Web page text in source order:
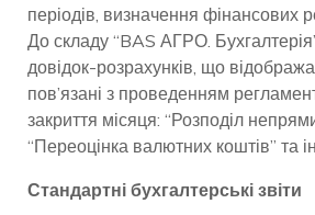
періодів, визначення фінансових
До складу “BAS АГРО.
довідок-розрахунків, що
пов’язані з проведенням
закриття місяця: “Розподіл
“Переоцінка валютних коштів” та
Стандартні бухгалтерські звіти